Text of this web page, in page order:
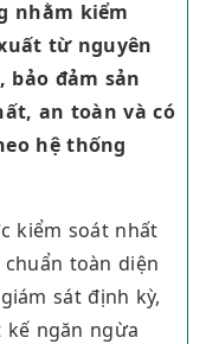
nhằm kiểm
từ nguyên
bảo đảm sản
an toàn và có
hệ thống
kiểm soát nhất
toàn diện
sát định kỳ,
ngăn ngừa